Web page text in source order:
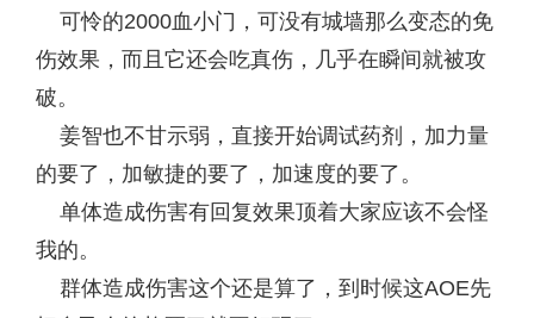
可怜的2000血小门，可没有城墙那么变态的免
伤效果，而且它还会吃真伤，几乎在瞬间就被攻
破。
姜智也不甘示弱，直接开始调试药剂，加力量
的要了，加敏捷的要了，加速度的要了。
单体造成伤害有回复效果顶着大家应该不会怪
我的。
群体造成伤害这个还是算了，到时候这AOE先